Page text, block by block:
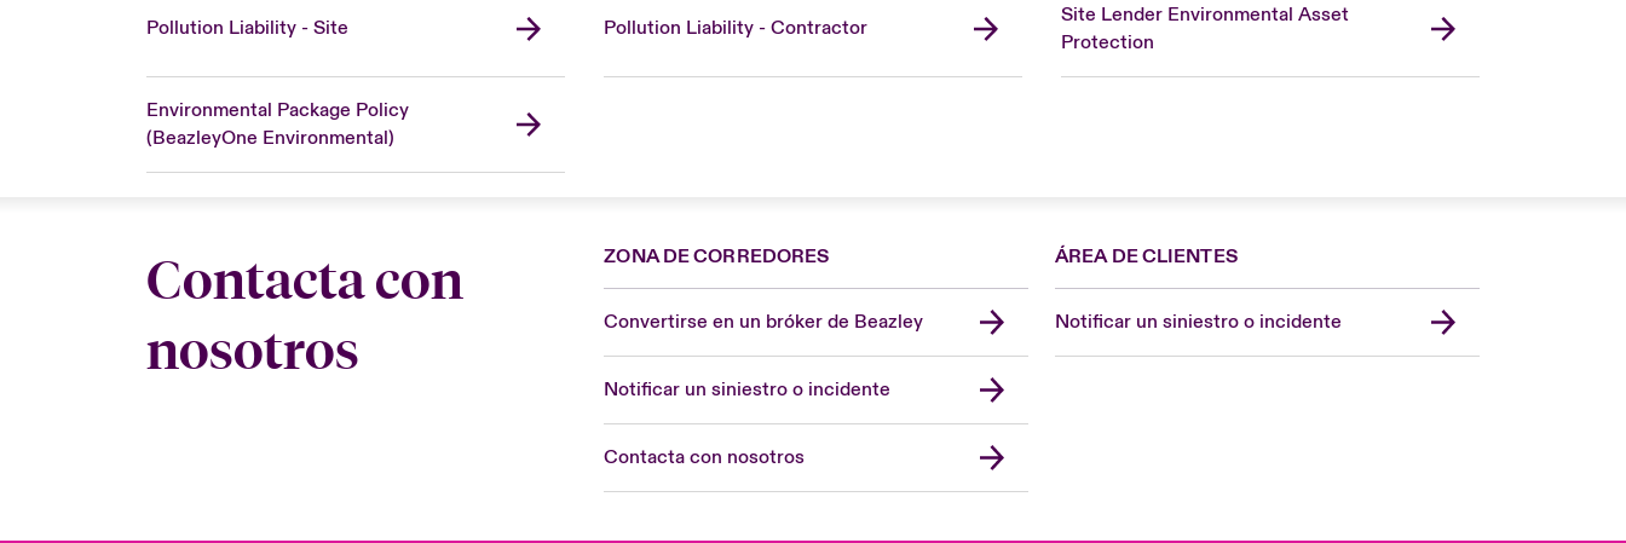
Pollution Liability - Site Pollution Liability - Contractor
Site Lender Environmental Asset
Protection
Environmental Package Policy
(BeazleyOne Environmental)
Contacta con
nosotros
ZONA DE CORREDORES
Convertirse en un bróker de Beazley
Notificar un siniestro o incidente
Contacta con nosotros
ÁREA DE CLIENTES
Notificar un siniestro o incidente
London Market